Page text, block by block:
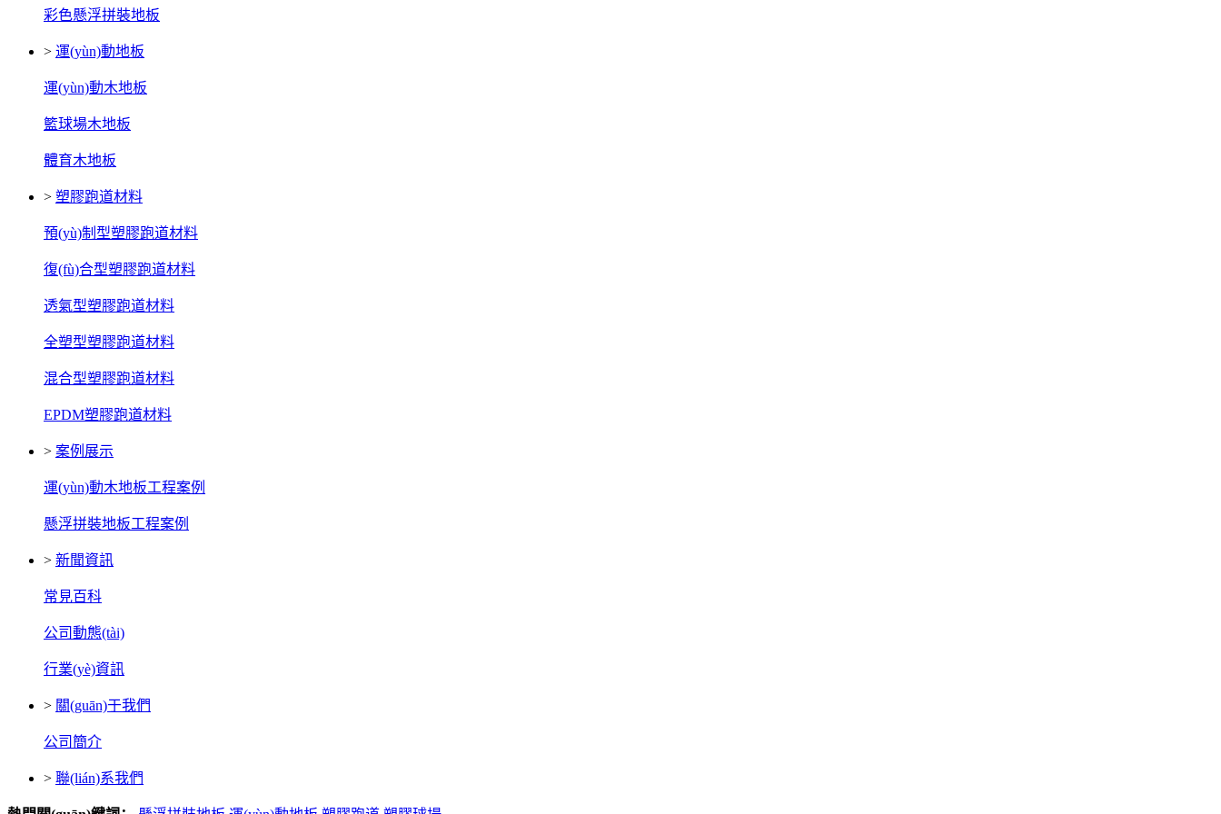
彩色懸浮拼裝地板
> 運(yùn)動地板
運(yùn)動木地板
籃球場木地板
體育木地板
> 塑膠跑道材料
預(yù)制型塑膠跑道材料
復(fù)合型塑膠跑道材料
透氣型塑膠跑道材料
全塑型塑膠跑道材料
混合型塑膠跑道材料
EPDM塑膠跑道材料
> 案例展示
運(yùn)動木地板工程案例
懸浮拼裝地板工程案例
> 新聞資訊
常見百科
公司動態(tài)
行業(yè)資訊
> 關(guān)于我們
公司簡介
> 聯(lián)系我們